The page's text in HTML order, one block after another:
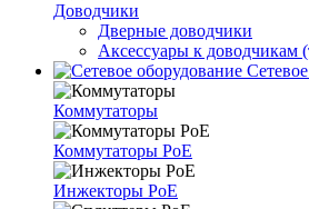
Доводчики
Дверные доводчики
Аксессуары к доводчикам
Коммутаторы
Коммутаторы PoE
Инжекторы PoE